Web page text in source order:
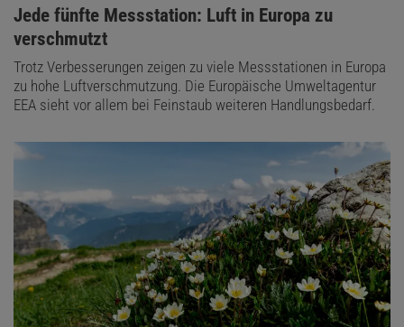
:
Jede fünfte Messstation: Luft in Europa zu
verschmutzt
Trotz Verbesserungen zeigen zu viele Messstationen in Europa
zu hohe Luftverschmutzung. Die Europäische Umweltagentur
EEA sieht vor allem bei Feinstaub weiteren Handlungsbedarf.